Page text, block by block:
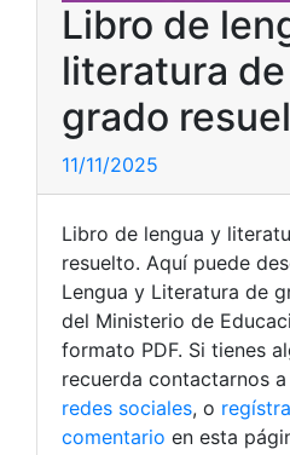
Libro de
literatura
grado
11/11/2025
Libro de lengua y
resuelto. Aquí puede
Lengua y Literatura de
del Ministerio de
formato PDF. Si tienes
recuerda contactarnos
redes sociales, o
comentario en esta